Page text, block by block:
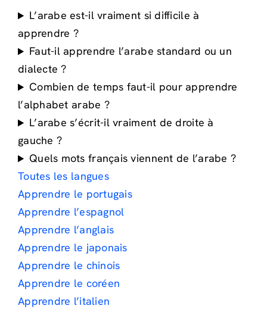
L’arabe est-il vraiment si difficile à
apprendre ?
Faut-il apprendre l’arabe standard ou un
dialecte ?
Combien de temps faut-il pour apprendre
l’alphabet arabe ?
L’arabe s’écrit-il vraiment de droite à
gauche ?
Quels mots français viennent de l’arabe ?
Toutes les langues
Apprendre le portugais
Apprendre l’espagnol
Apprendre l’anglais
Apprendre le japonais
Apprendre le chinois
Apprendre le coréen
Apprendre l’italien